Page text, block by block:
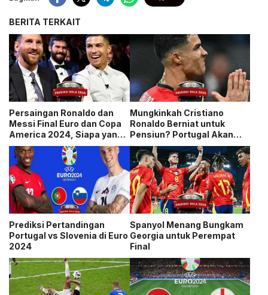
BERITA TERKAIT
Persaingan Ronaldo dan
Messi Final Euro dan Copa
America 2024, Siapa yang
lebih muda?
Mungkinkah Cristiano
Ronaldo Berniat untuk
Pensiun? Portugal Akan
Mengambil Partai Terakhir
di Euro 2024
Prediksi Pertandingan
Portugal vs Slovenia di Euro
2024
Spanyol Menang Bungkam
Georgia untuk Perempat
Final